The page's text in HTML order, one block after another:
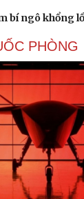
bí ngô khổng
PHÒNG